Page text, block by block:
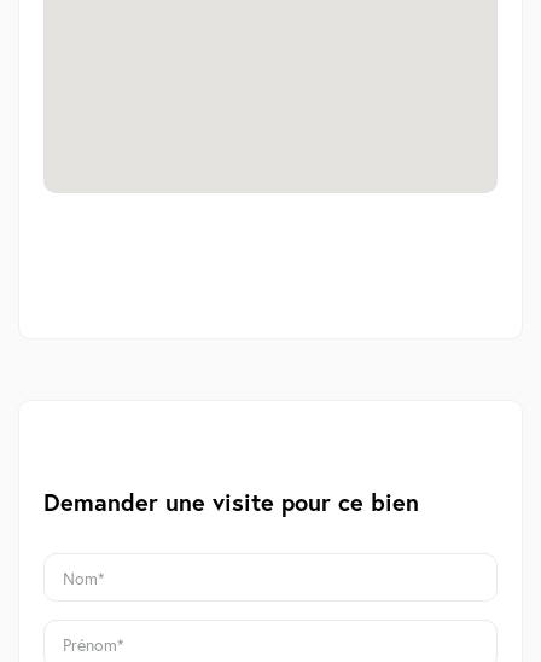
Demander une visite pour ce bien